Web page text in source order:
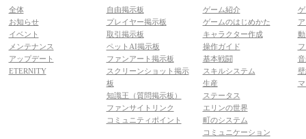
全体
お知らせ
イベント
メンテナンス
アップデート
ETERNITY
自由掲示板
プレイヤー掲示板
取引掲示板
ペットAI掲示板
ファンアート掲示板
スクリーンショット掲示
板
知識王（質問掲示板）
ファンサイトリンク
コミュニティポイント
ゲーム紹介
ゲームのはじめかた
キャラクター作成
操作ガイド
基本戦闘
スキルシステム
生産
ステータス
エリンの世界
町のシステム
コミュニケーション